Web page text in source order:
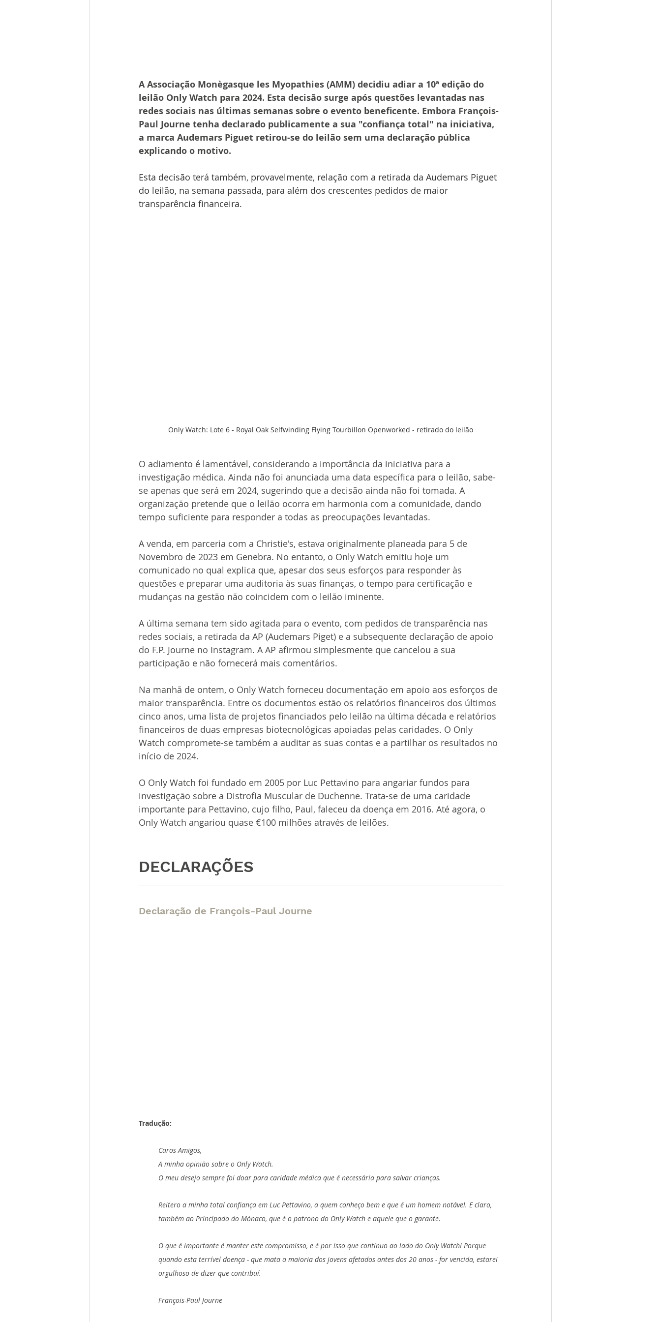
A Associação Monègasque les Myopathies (AMM) decidiu adiar a 10ª edição do
leilão Only Watch para 2024. Esta decisão surge após questões levantadas nas
redes sociais nas últimas semanas sobre o evento beneficente. Embora François-
Paul Journe tenha declarado publicamente a sua "confiança total" na iniciativa,
a marca Audemars Piguet retirou-se do leilão sem uma declaração pública
explicando o motivo.
Esta decisão terá também, provavelmente, relação com a retirada da Audemars Piguet
do leilão, na semana passada, para além dos crescentes pedidos de maior
transparência financeira.
Only Watch: Lote 6 - Royal Oak Selfwinding Flying Tourbillon Openworked - retirado do leilão
O adiamento é lamentável, considerando a importância da iniciativa para a
investigação médica. Ainda não foi anunciada uma data específica para o leilão, sabe-
se apenas que será em 2024, sugerindo que a decisão ainda não foi tomada. A
organização pretende que o leilão ocorra em harmonia com a comunidade, dando
tempo suficiente para responder a todas as preocupações levantadas.
A venda, em parceria com a Christie's, estava originalmente planeada para 5 de
Novembro de 2023 em Genebra. No entanto, o Only Watch emitiu hoje um
comunicado no qual explica que, apesar dos seus esforços para responder às
questões e preparar uma auditoria às suas finanças, o tempo para certificação e
mudanças na gestão não coincidem com o leilão iminente.
A última semana tem sido agitada para o evento, com pedidos de transparência nas
redes sociais, a retirada da AP (Audemars Piget) e a subsequente declaração de apoio
do F.P. Journe no Instagram. A AP afirmou simplesmente que cancelou a sua
participação e não fornecerá mais comentários.
Na manhã de ontem, o Only Watch forneceu documentação em apoio aos esforços de
maior transparência. Entre os documentos estão os relatórios financeiros dos últimos
cinco anos, uma lista de projetos financiados pelo leilão na última década e relatórios
financeiros de duas empresas biotecnológicas apoiadas pelas caridades. O Only
Watch compromete-se também a auditar as suas contas e a partilhar os resultados no
início de 2024.
O Only Watch foi fundado em 2005 por Luc Pettavino para angariar fundos para
investigação sobre a Distrofia Muscular de Duchenne. Trata-se de uma caridade
importante para Pettavino, cujo filho, Paul, faleceu da doença em 2016. Até agora, o
Only Watch angariou quase €100 milhões através de leilões.
DECLARAÇÕES
Declaração de François-Paul Journe
Tradução:
Caros Amigos,
A minha opinião sobre o Only Watch.
O meu desejo sempre foi doar para caridade médica que é necessária para salvar crianças.
Reitero a minha total confiança em Luc Pettavino, a quem conheço bem e que é um homem notável. E claro,
também ao Principado do Mónaco, que é o patrono do Only Watch e aquele que o garante.
O que é importante é manter este compromisso, e é por isso que continuo ao lado do Only Watch! Porque
quando esta terrível doença - que mata a maioria dos jovens afetados antes dos 20 anos - for vencida, estarei
orgulhoso de dizer que contribuí.
François-Paul Journe